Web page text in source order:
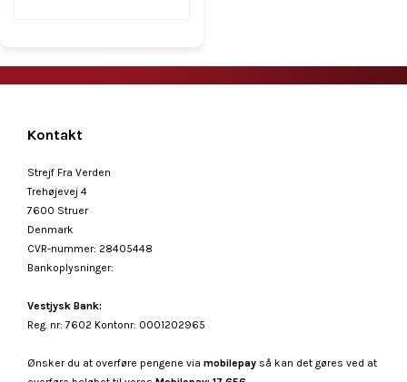
Kontakt
Strejf Fra Verden
Trehøjevej 4
7600 Struer
Denmark
CVR-nummer: 28405448
Bankoplysninger:
Vestjysk Bank:
Reg. nr: 7602 Kontonr: 0001202965
Ønsker du at overføre pengene via mobilepay så kan det gøres ved at